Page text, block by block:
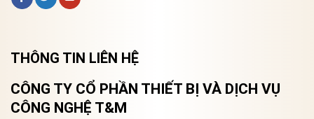
THÔNG TIN LIÊN HỆ
CÔNG TY CỔ PHẦN THIẾT BỊ VÀ DỊCH VỤ
CÔNG NGHỆ T&M